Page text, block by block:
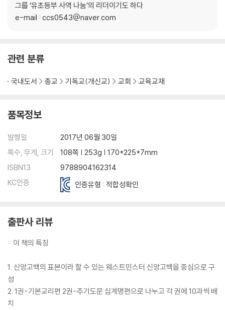
그룹 ‘유초등부 사역 나눔’의 리더이기도 하다.
e-mail : ccs0543@naver.com
관련 분류
국내도서 종교 기독교(개신교) 교회 교육교재
품목정보
발행일
2017년 06월 30일
쪽수, 무게, 크기
108쪽 | 253g | 170*225*7mm
ISBN13
9788904162314
KC인증
인증유형 : 적합성확인
출판사 리뷰
:: 이 책의 특징
1. 신앙고백의 표본이라 할 수 있는 웨스트민스터 신앙고백을 중심으로 구
성
2. 1권-기본교리편 2권-주기도문 십계명편으로 나누고 각 권에 10과씩 배
치